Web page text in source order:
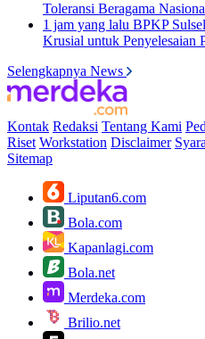
Toleransi Beragama
1 jam yang lalu BPKP
Krusial untuk Penyelesaian
Selengkapnya News
Kontak Redaksi Tentang Kami
Riset Workstation Disclaimer
Sitemap
Liputan6.com
Bola.com
Kapanlagi.com
Bola.net
Merdeka.com
Brilio.net